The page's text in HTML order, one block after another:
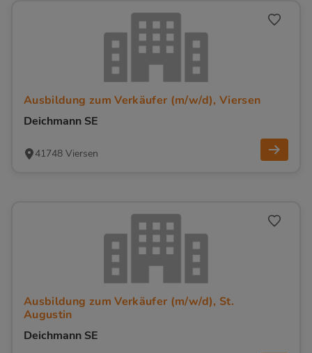
Ausbildung zum Verkäufer (m/w/d), Viersen
Deichmann SE
41748 Viersen
Ausbildung zum Verkäufer (m/w/d), St.
Augustin
Deichmann SE